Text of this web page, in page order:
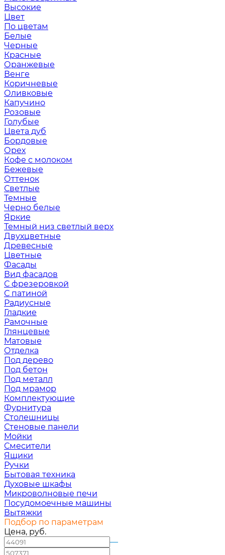
Высокие
Цвет
По цветам
Белые
Черные
Красные
Оранжевые
Венге
Коричневые
Оливковые
Капучино
Розовые
Голубые
Цвета дуб
Бордовые
Орех
Кофе с молоком
Бежевые
Оттенок
Светлые
Темные
Черно белые
Яркие
Темный низ светлый верх
Двухцветные
Древесные
Цветные
Фасады
Вид фасадов
С фрезеровкой
С патиной
Радиусные
Гладкие
Рамочные
Глянцевые
Матовые
Отделка
Под дерево
Под бетон
Под металл
Под мрамор
Комплектующие
Фурнитура
Столешницы
Стеновые панели
Мойки
Смесители
Ящики
Ручки
Бытовая техника
Духовые шкафы
Микроволновые печи
Посудомоечные машины
Вытяжки
Подбор по параметрам
Цена, руб.
—